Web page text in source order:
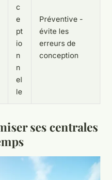
c
e
pt
io
n
n
el
le
Préventive -
évite les
erreurs de
conception
ses centrales